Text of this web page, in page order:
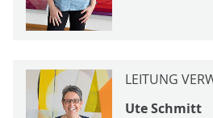
LEITUNG
Ute Schmitt